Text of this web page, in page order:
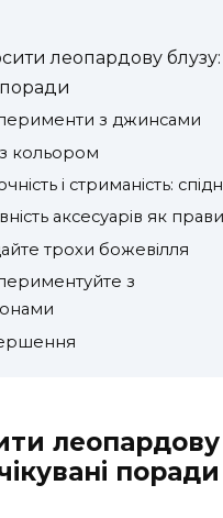
леопардову блузу:
поради
з джинсами
кольором
і стриманість:
аксесуарів як
трохи божевілля
з
леопардову
поради